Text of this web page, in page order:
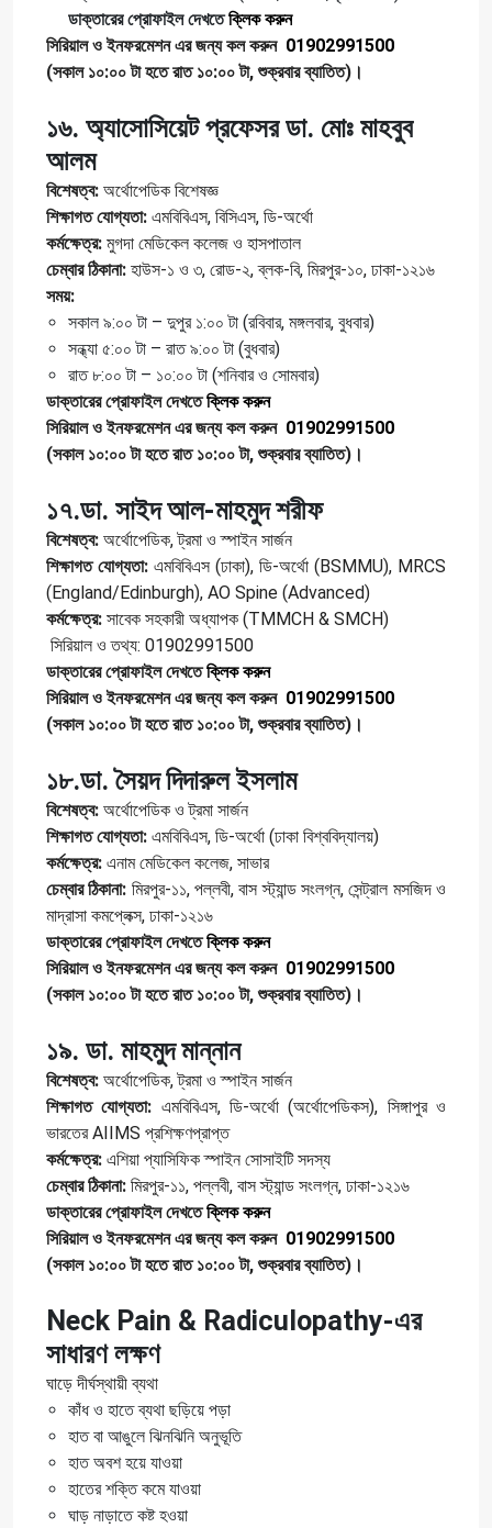
ডাক্তারের প্রোফাইল দেখতেক্লিক করুন
সিরিয়াল ও ইনফরমেশন এর জন্য কল করুন 01902991500
(সকাল ১০:০০ টা হতে রাত ১০:০০ টা, শুক্রবার ব্যাতিত)।
১৬. অ্যাসোসিয়েট প্রফেসর ডা. মোঃ মাহবুব
আলম
বিশেষত্ব: অর্থোপেডিক বিশেষজ্ঞ
শিক্ষাগত যোগ্যতা: এমবিবিএস, বিসিএস, ডি-অর্থো
কর্মক্ষেত্র: মুগদা মেডিকেল কলেজ ও হাসপাতাল
চেম্বার ঠিকানা: হাউস-১ ও ৩, রোড-২, ব্লক-বি, মিরপুর-১০, ঢাকা-১২১৬
সময়:
সকাল ৯:০০ টা – দুপুর ১:০০ টা (রবিবার, মঙ্গলবার, বুধবার)
সন্ধ্যা ৫:০০ টা – রাত ৯:০০ টা (বুধবার)
রাত ৮:০০ টা – ১০:০০ টা (শনিবার ও সোমবার)
ডাক্তারের প্রোফাইল দেখতেক্লিক করুন
সিরিয়াল ও ইনফরমেশন এর জন্য কল করুন 01902991500
(সকাল ১০:০০ টা হতে রাত ১০:০০ টা, শুক্রবার ব্যাতিত)।
১৭.ডা. সাইদ আল-মাহমুদ শরীফ
বিশেষত্ব: অর্থোপেডিক, ট্রমা ও স্পাইন সার্জন
শিক্ষাগত যোগ্যতা: এমবিবিএস (ঢাকা), ডি-অর্থো (BSMMU), MRCS
(England/Edinburgh), AO Spine (Advanced)
কর্মক্ষেত্র: সাবেক সহকারী অধ্যাপক (TMMCH & SMCH)
সিরিয়াল ও তথ্য: 01902991500
ডাক্তারের প্রোফাইল দেখতেক্লিক করুন
সিরিয়াল ও ইনফরমেশন এর জন্য কল করুন 01902991500
(সকাল ১০:০০ টা হতে রাত ১০:০০ টা, শুক্রবার ব্যাতিত)।
১৮.ডা. সৈয়দ দিদারুল ইসলাম
বিশেষত্ব: অর্থোপেডিক ও ট্রমা সার্জন
শিক্ষাগত যোগ্যতা: এমবিবিএস, ডি-অর্থো (ঢাকা বিশ্ববিদ্যালয়)
কর্মক্ষেত্র: এনাম মেডিকেল কলেজ, সাভার
চেম্বার ঠিকানা: মিরপুর-১১, পল্লবী, বাস স্ট্যান্ড সংলগ্ন, সেন্ট্রাল মসজিদ ও
মাদ্রাসা কমপ্লেক্স, ঢাকা-১২১৬
ডাক্তারের প্রোফাইল দেখতেক্লিক করুন
সিরিয়াল ও ইনফরমেশন এর জন্য কল করুন 01902991500
(সকাল ১০:০০ টা হতে রাত ১০:০০ টা, শুক্রবার ব্যাতিত)।
১৯. ডা. মাহমুদ মান্নান
বিশেষত্ব: অর্থোপেডিক, ট্রমা ও স্পাইন সার্জন
শিক্ষাগত যোগ্যতা: এমবিবিএস, ডি-অর্থো (অর্থোপেডিকস), সিঙ্গাপুর ও
ভারতের AIIMS প্রশিক্ষণপ্রাপ্ত
কর্মক্ষেত্র: এশিয়া প্যাসিফিক স্পাইন সোসাইটি সদস্য
চেম্বার ঠিকানা: মিরপুর-১১, পল্লবী, বাস স্ট্যান্ড সংলগ্ন, ঢাকা-১২১৬
ডাক্তারের প্রোফাইল দেখতেক্লিক করুন
সিরিয়াল ও ইনফরমেশন এর জন্য কল করুন 01902991500
(সকাল ১০:০০ টা হতে রাত ১০:০০ টা, শুক্রবার ব্যাতিত)।
Neck Pain & Radiculopathy-এর
সাধারণ লক্ষণ
ঘাড়ে দীর্ঘস্থায়ী ব্যথা
কাঁধ ও হাতে ব্যথা ছড়িয়ে পড়া
হাত বা আঙুলে ঝিনঝিনি অনুভূতি
হাত অবশ হয়ে যাওয়া
হাতের শক্তি কমে যাওয়া
ঘাড় নাড়াতে কষ্ট হওয়া